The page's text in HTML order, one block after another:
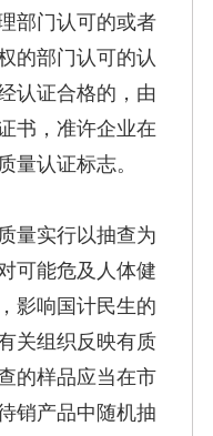
部门认可的或者
的部门认可的认
认证合格的，由
书，准许企业在
量认证标志。
实行以抽查为
可能危及人体健
影响国计民生的
关组织反映有质
的样品应当在市
销产品中随机抽